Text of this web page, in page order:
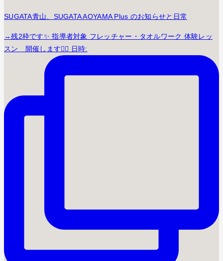
SUGATA青山、SUGATA AOYAMA Plus のお知らせと日常
→残2枠です✨ 指導者対象 フレッチャー・タオルワーク 体験レッ
スン 開催します🤸‍♀️ 日時: